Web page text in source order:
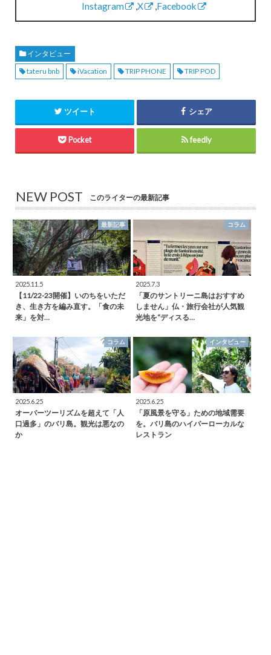
Instagram
,X ,Facebook
インタビュー
tateru bnb
iVacation TRIP PHONE TRIP POD
ツイート シェア
Pocket feedly
NEW POST このライターの最新記事
最新記事
2025.11.5
【11/22-23開催】いのちをいただ
き、生き方を編み直す。「食の未
来」を対…
コラム
2025.7.3
「夏のサントリーニ島はおすすめ
しません」仏・旅行会社が人気観
光地を“ディスる…
コラム
2025.6.25
オーバーツーリズムを超えて「人
口過多」のバリ島。観光は悪なの
か
インタビュー
2025.6.25
「原風景を守る」ための地域需要
を。バリ島のハイパーローカルな
レストラン